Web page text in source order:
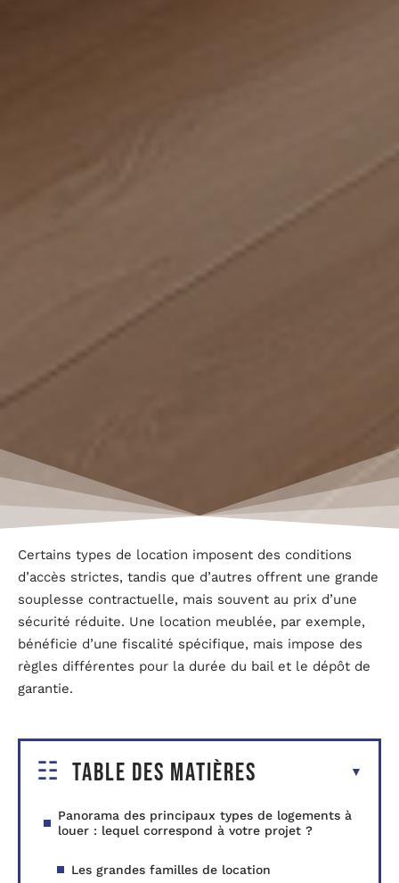
Certains types de location imposent des conditions
d’accès strictes, tandis que d’autres offrent une grande
souplesse contractuelle, mais souvent au prix d’une
sécurité réduite. Une location meublée, par exemple,
bénéficie d’une fiscalité spécifique, mais impose des
règles différentes pour la durée du bail et le dépôt de
garantie.
Table des matières
Panorama des principaux types de logements à
louer : lequel correspond à votre projet ?
Les grandes familles de location